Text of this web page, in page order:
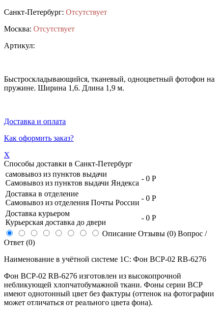
Санкт-Петербург: Отсутствует
Москва: Отсутствует
Артикул:
Быстроскладывающийся, тканевый, одноцветный фотофон на
пружине. Ширина 1,6. Длина 1,9 м.
Доставка и оплата
Как оформить заказ?
X
Способы доставки в Санкт-Петербург
самовывоз из пунктов выдачи
Самовывоз из пунктов выдачи Яндекса
- 0 Р
Доставка в отделение
Самовывоз из отделения Почты России
- 0 Р
Доставка курьером
Курьерская доставка до двери
- 0 Р
Описание Отзывы (0) Вопрос /
Ответ (0)
Наименование в учётной системе 1С: Фон BCP-02 RB-6276
Фон BCP-02 RB-6276 изготовлен из высокопрочной
небликующей хлопчатобумажной ткани. Фоны серии BCP
имеют однотонный цвет без фактуры (оттенок на фотографии
может отличаться от реального цвета фона).